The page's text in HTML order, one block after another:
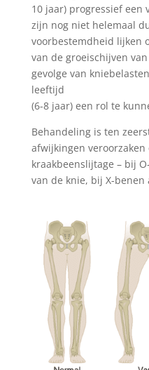
10 jaar) progressief een
zijn nog niet helemaal
voorbestemdheid lijken
van de groeischijven
gevolge van
leeftijd
(6-8 jaar) een rol te
Behandeling is ten
afwijkingen veroorzaken
kraakbeenslijtage – bij
van de knie, bij X-